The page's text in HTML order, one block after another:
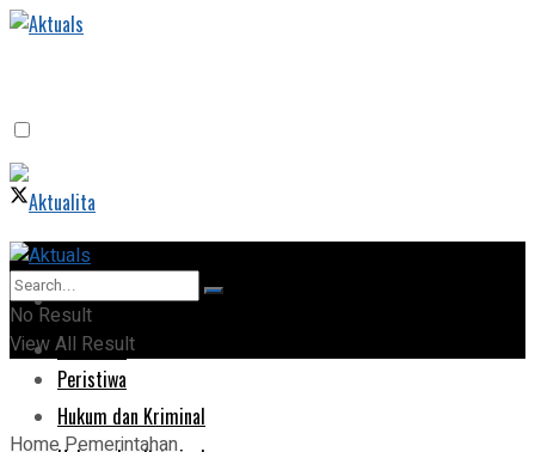
Home
Peristiwa
Hukum dan Kriminal
Home
Peristiwa
No Result
View All Result
HomePemerintahan